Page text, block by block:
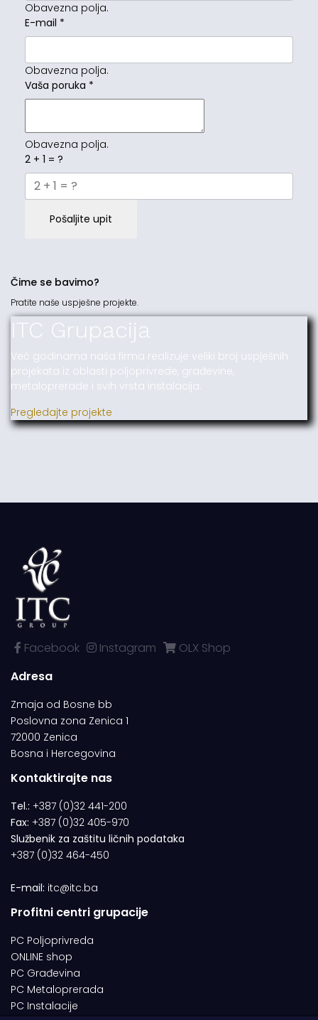
Obavezna polja.
E-mail *
Obavezna polja.
Vaša poruka *
Obavezna polja.
2 + 1 = ?
Pošaljite upit
Čime se bavimo?
Pratite naše uspješne projekte.
ITC Grupacija
Već godinama naša firma realizuje veliki broj uspješnih
projekata iz oblasti poljoprivrede, građevine,
metaloprerade i svih vrsta instalacija.
Pregledajte projekte
Facebook Instagram
OLX Shop
Adresa
Zmaja od Bosne bb
Poslovna zona Zenica 1
72000 Zenica
Bosna i Hercegovina
Kontaktirajte nas
Tel.: +387 (0)32 441-200
Fax: +387 (0)32 405-970
Službenik za zaštitu ličnih podataka
+387 (0)32 464-450
E-mail: itc@itc.ba
Profitni centri grupacije
PC Poljoprivreda
ONLINE shop
PC Građevina
PC Metaloprerada
PC Instalacije